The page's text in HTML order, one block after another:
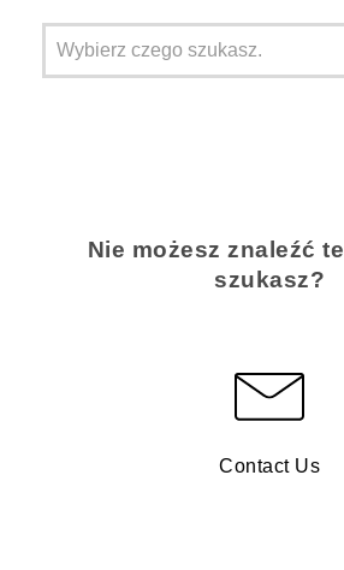
Nie możesz znaleźć
szukasz?
Contact Us